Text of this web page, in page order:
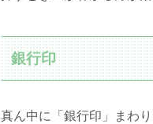
銀行印
真ん中に「銀行印」まわ